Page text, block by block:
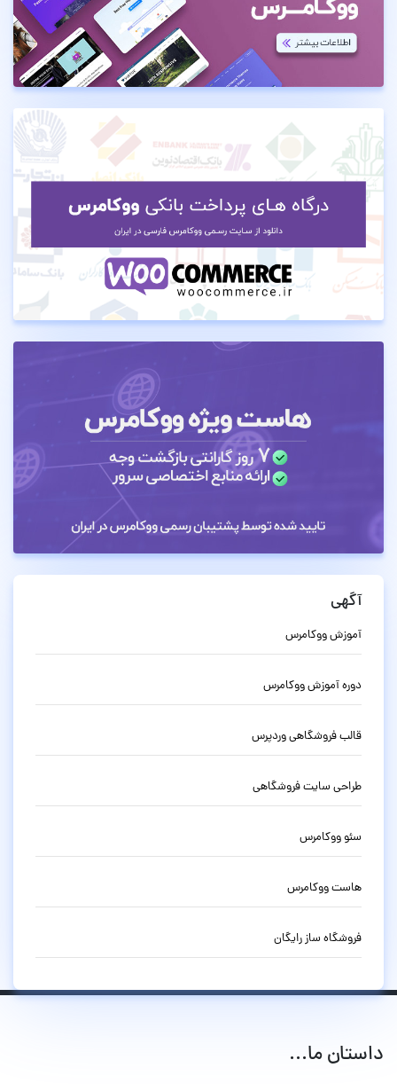
آگهی
آموزش ووکامرس
دوره آموزش ووکامرس
قالب فروشگاهی وردپرس
طراحی سایت فروشگاهی
سئو ووکامرس
هاست ووکامرس
فروشگاه ساز رایگان
داستان ما...